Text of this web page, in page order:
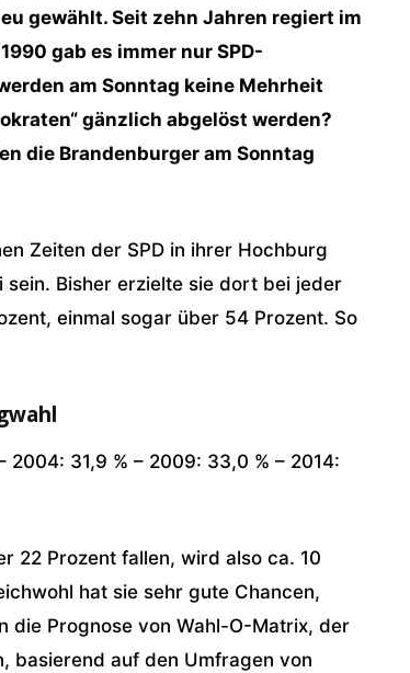
gewählt. Seit zehn Jahren regiert im
gab es immer nur SPD-
am Sonntag keine Mehrheit
gänzlich abgelöst werden?
die Brandenburger am Sonntag
Zeiten der SPD in ihrer Hochburg
Bisher erzielte sie dort bei jeder
einmal sogar über 54 Prozent. So
2004: 31,9 % – 2009: 33,0 % – 2014:
22 Prozent fallen, wird also ca. 10
hat sie sehr gute Chancen,
die Prognose von Wahl-O-Matrix, der
basierend auf den Umfragen von